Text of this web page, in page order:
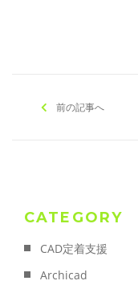
前の記事へ
CATEGORY
CAD定着支援
Archicad